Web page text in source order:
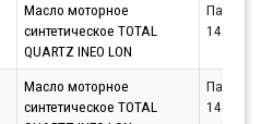
Масло моторное
синтетическое TOTAL
QUARTZ INEO LON
Партнёр
Масло моторное
синтетическое TOTAL
Партнёр